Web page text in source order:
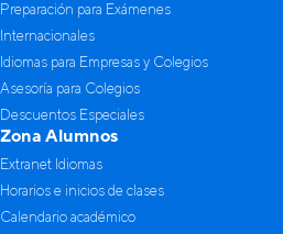
Preparación para Exámenes
Internacionales
Idiomas para Empresas y Colegios
Asesoría para Colegios
Descuentos Especiales
Zona Alumnos
Extranet Idiomas
Horarios e inicios de clases
Calendario académico